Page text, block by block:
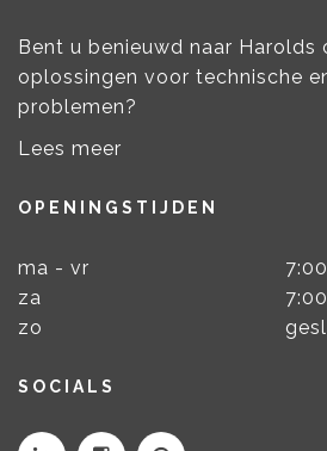
Bent u benieuwd naar Harolds
oplossingen voor technische
problemen?
Lees meer
OPENINGSTIJDEN
ma - vr
za
zo
SOCIALS